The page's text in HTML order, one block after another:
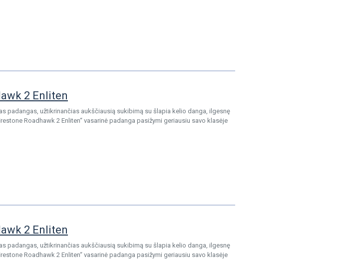
2 Enliten
padangas, užtikrinančias aukščiausią sukibimą su šlapia kelio danga, ilgesnę
Roadhawk 2 Enliten“ vasarinė padanga pasižymi geriausiu savo klasėje
2 Enliten
padangas, užtikrinančias aukščiausią sukibimą su šlapia kelio danga, ilgesnę
Roadhawk 2 Enliten“ vasarinė padanga pasižymi geriausiu savo klasėje